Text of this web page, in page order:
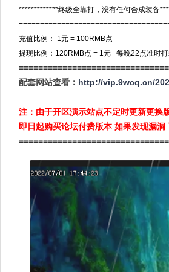
*************终级全靠打，没有任何合成装备
充值比例： 1元 = 100RMB点
提现比例：120RMB点 = 1元 每晚22点准时打
============
配套网站查看： http://vip.9wcq.cn/
注：由于开区演示站点不定时更新更换
即日起购买论坛付费版本 如果发现漏洞